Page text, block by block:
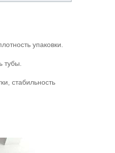
упаковки.
тубы.
стабильность